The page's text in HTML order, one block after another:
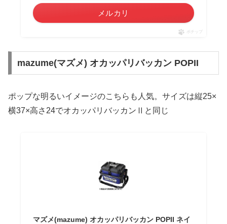
メルカリ
ポチップ
mazume(マズメ) オカッパリバッカン POPII
ポップな明るいイメージのこちらも人気。サイズは縦25×
横37×高さ24でオカッパリバッカンⅡと同じ
マズメ(mazume) オカッパリバッカン POPII ネイ